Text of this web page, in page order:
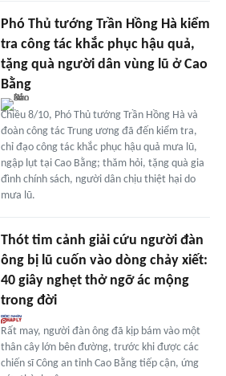
Phó Thủ tướng Trần Hồng Hà kiểm
tra công tác khắc phục hậu quả,
tặng quà người dân vùng lũ ở Cao
Bằng
Chiều 8/10, Phó Thủ tướng Trần Hồng Hà và
đoàn công tác Trung ương đã đến kiểm tra,
chỉ đạo công tác khắc phục hậu quả mưa lũ,
ngập lụt tại Cao Bằng; thăm hỏi, tặng quà gia
đình chính sách, người dân chịu thiệt hại do
mưa lũ.
Thót tim cảnh giải cứu người đàn
ông bị lũ cuốn vào dòng chảy xiết:
40 giây nghẹt thở ngỡ ác mộng
trong đời
Rất may, người đàn ông đã kịp bám vào một
thân cây lớn bên đường, trước khi được các
chiến sĩ Công an tỉnh Cao Bằng tiếp cận, ứng